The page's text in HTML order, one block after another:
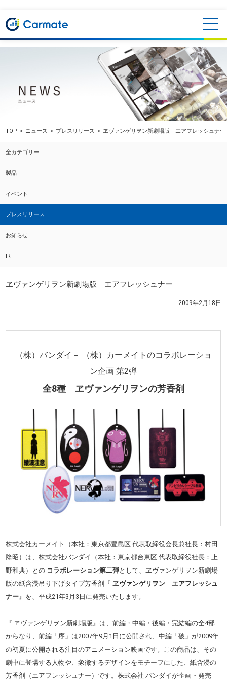
TOP ニュース プレスリリース ヱヴァンゲリヲン新劇場版 エアフレッシュナー
全カテゴリー
製品
イベント
プレスリリース
お知らせ
IR
ヱヴァンゲリヲン新劇場版 エアフレッシュナー
2009年2月18日
（株）バンダイ－ （株）カーメイトのコラボレーショ
ン企画 第2弾
全8種 ヱヴァンゲリヲンの芳香剤
株式会社カーメイト（本社：東京都豊島区 代表取締役会長兼社長：村田
隆昭）は、株式会社バンダイ（本社：東京都台東区 代表取締役社長：上
野和典）との コラボレーション第二弾として、ヱヴァンゲリヲン新劇場
版の紙含浸吊り下げタイプ芳香剤『ヱヴァンゲリヲン エアフレッシュ
ナー 』を、平成21年3月3日に発売いたします。
『 ヱヴァンゲリヲン新劇場版』は、前編・中編・後編・完結編の全4部
からなり、前編「序」は2007年9月1日に公開され、中編「破」が2009年
の初夏に公開される注目のアニメーション映画です。この商品は、その
劇中に登場する人物や、象徴するデザインをモチーフにした、紙含浸の
芳香剤（エアフレッシュナー）です。株式会社 バンダイが企画・発売